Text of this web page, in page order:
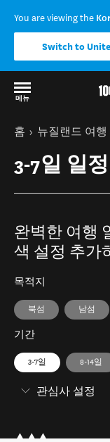
You are viewing the
Switch to
메뉴
Back to my
현재 페이지
홈 뉴질랜드 여행
3-7일 일정
완벽한 여행
색 설정 추가
목적지
북섬 남섬
기간
3-7일 8-14일
관심사 설정